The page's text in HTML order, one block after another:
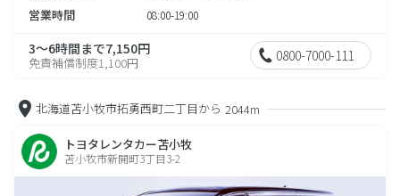
営業時間 08:00-19:00
3～6時間まで7,150円
免責補償制度1,100円 0800-7000-111
北海道苫小牧市拓勇西町二丁目から 2044m
トヨタレンタカー苫小牧
苫小牧市新開町3丁目3-2